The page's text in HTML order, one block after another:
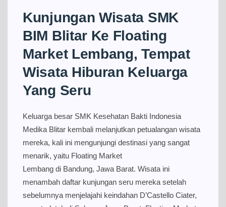
Kunjungan Wisata SMK
BIM Blitar Ke Floating
Market Lembang, Tempat
Wisata Hiburan Keluarga
Yang Seru
Keluarga besar SMK Kesehatan Bakti Indonesia
Medika Blitar kembali melanjutkan petualangan wisata
mereka, kali ini mengunjungi destinasi yang sangat
menarik, yaitu Floating Market
Lembang di Bandung, Jawa Barat. Wisata ini
menambah daftar kunjungan seru mereka setelah
sebelumnya menjelajahi keindahan D’Castello Ciater,